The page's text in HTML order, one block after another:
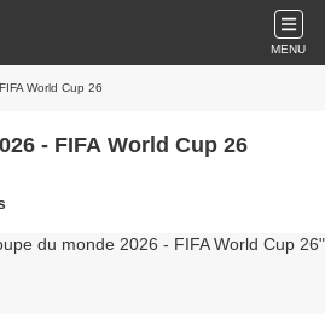
MENU
World Cup 26
- FIFA World Cup 26